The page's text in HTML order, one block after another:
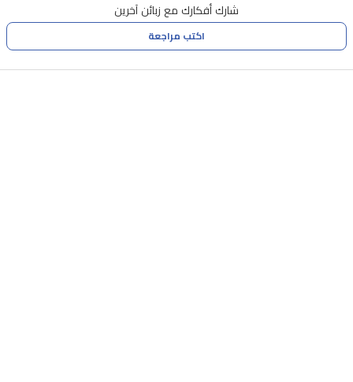
شارك أفكارك مع زبائن آخرين
اكتب مراجعة